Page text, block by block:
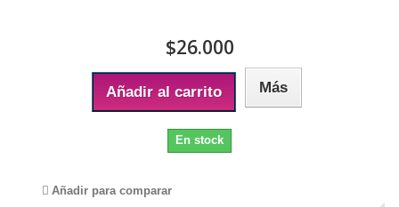
$26.000
Añadir al carrito Más
En stock
Añadir para comparar